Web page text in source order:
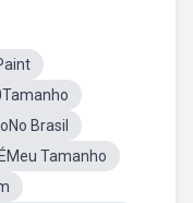
Brasil
Tamanho